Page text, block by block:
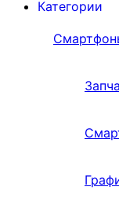
Категории